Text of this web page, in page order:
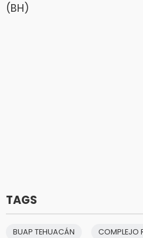
(BH)
TAGS
BUAP TEHUACÁN COMPLEJO